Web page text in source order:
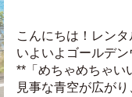
こんにちは！レン
いよいよゴールデ
**「めちゃめちゃい
見事な青空が広が